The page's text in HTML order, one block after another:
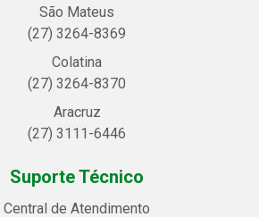
São Mateus
(27) 3264-8369
Colatina
(27) 3264-8370
Aracruz
(27) 3111-6446
Suporte Técnico
Central de Atendimento